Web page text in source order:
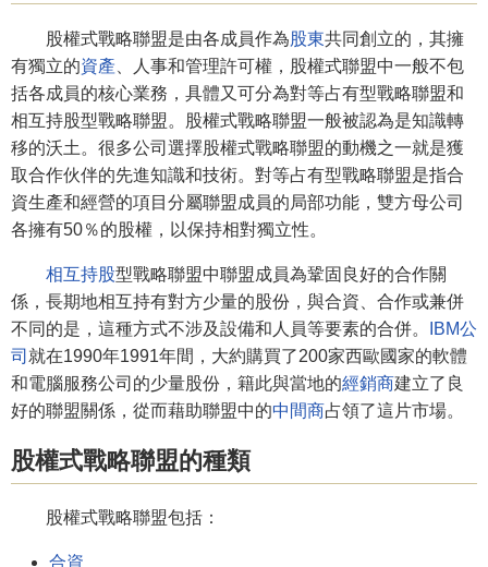
股權式戰略聯盟是由各成員作為股東共同創立的，其擁
有獨立的資產 、人事和管理許可權，股權式聯盟中一般不包
括各成員的核心業務，具體又可分為對等占有型戰略聯盟和
相互持股型戰略聯盟。股權式戰略聯盟一般被認為是知識轉
移的沃土。很多公司選擇股權式戰略聯盟的動機之一就是獲
取合作伙伴的先進知識和技術。對等占有型戰略聯盟是指合
資生產和經營的項目分屬聯盟成員的局部功能，雙方母公司
各擁有50％的股權，以保持相對獨立性。
相互持股型戰略聯盟中聯盟成員為鞏固良好的合作關
係，長期地相互持有對方少量的股份，與合資、合作或兼併
不同的是，這種方式不涉及設備和人員等要素的合併。
IBM公
司 就在1990年1991年間，大約購買了200家西歐國家的軟體
和電腦服務公司的少量股份，籍此與當地的經銷商建立了良
好的聯盟關係，從而藉助聯盟中的中間商占領了這片市場。
股權式戰略聯盟的種類
股權式戰略聯盟包括：
合資